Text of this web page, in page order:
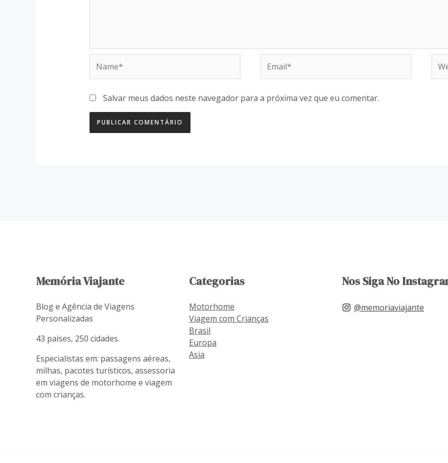
Salvar meus dados neste navegador para a próxima vez que eu comentar.
Memória Viajante
Blog e Agência de Viagens
Personalizadas
43 países, 250 cidades.
Especialistas em: passagens aéreas,
milhas, pacotes turísticos, assessoria
em viagens de motorhome e viagem
com crianças.
Categorias
Motorhome
Viagem com Crianças
Brasil
Europa
Asia
Nos Siga No
@memoriaviajante